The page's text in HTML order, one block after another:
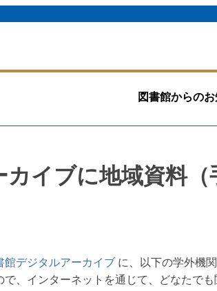
図書館からの
イブに地域資料（
館デジタルアーカイブ に、以下の学外機
、インターネットを通じて、どなたでも